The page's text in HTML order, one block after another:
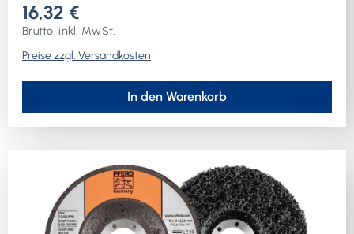
16,32 €
Brutto, inkl. MwSt.
Preise zzgl. Versandkosten
In den Warenkorb